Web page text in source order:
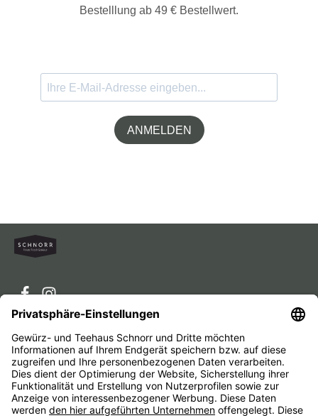
Bestelllung ab 49 € Bestellwert.
ANMELDEN
Service-Hotline
Service
Unternehmen